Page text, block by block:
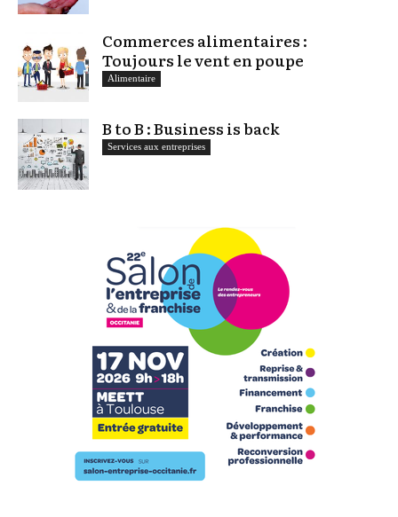
Commerces alimentaires :
Toujours le vent en poupe
Alimentaire
B to B : Business is back
Services aux entreprises